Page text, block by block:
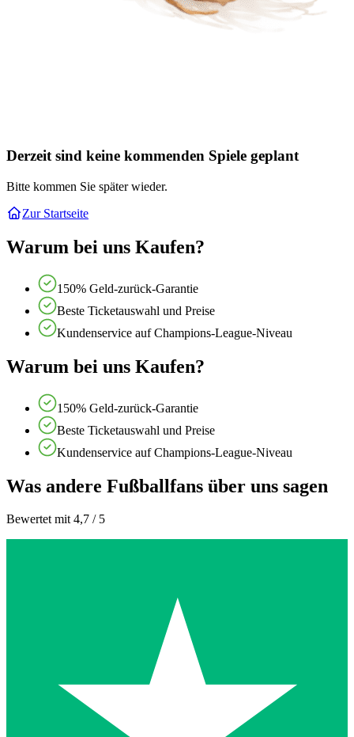
Derzeit sind keine kommenden Spiele geplant
Bitte kommen Sie später wieder.
Zur Startseite
Warum bei uns Kaufen?
150% Geld-zurück-Garantie
Beste Ticketauswahl und Preise
Kundenservice auf Champions-League-Niveau
Warum bei uns Kaufen?
150% Geld-zurück-Garantie
Beste Ticketauswahl und Preise
Kundenservice auf Champions-League-Niveau
Was andere Fußballfans über uns sagen
Bewertet mit 4,7 / 5